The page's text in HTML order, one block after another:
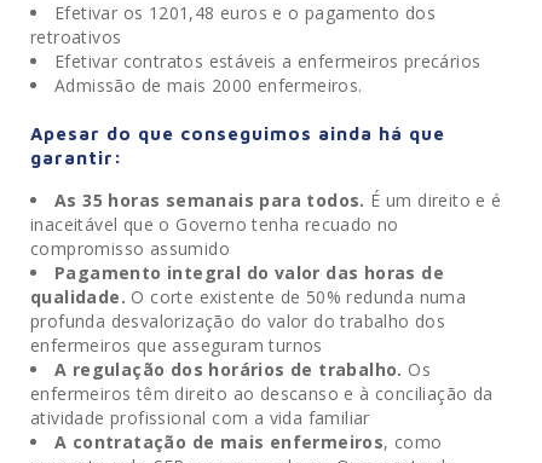
Efetivar os 1201,48 euros e o pagamento dos
retroativos
Efetivar contratos estáveis a enfermeiros precários
Admissão de mais 2000 enfermeiros.
Apesar do que conseguimos ainda há que
garantir:
As 35 horas semanais para todos. É um direito e é
inaceitável que o Governo tenha recuado no
compromisso assumido
Pagamento integral do valor das horas de
qualidade. O corte existente de 50% redunda numa
profunda desvalorização do valor do trabalho dos
enfermeiros que asseguram turnos
A regulação dos horários de trabalho. Os
enfermeiros têm direito ao descanso e à conciliação da
atividade profissional com a vida familiar
A contratação de mais enfermeiros, como